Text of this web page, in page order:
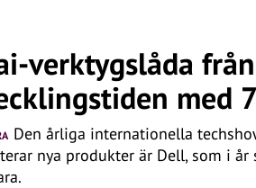
verktygslåda
med
Den årliga internationella
nya produkter är Dell, som i